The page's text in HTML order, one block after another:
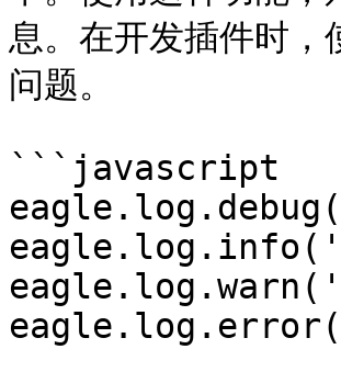
息。在开发插件时，
问题。
```javascript